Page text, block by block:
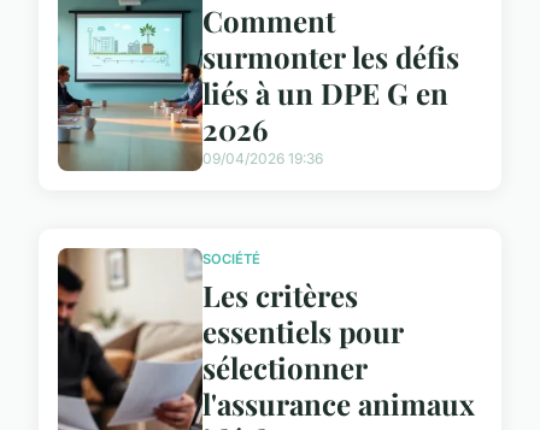
Comment
surmonter les défis
liés à un DPE G en
2026
09/04/2026 19:36
SOCIÉTÉ
Les critères
essentiels pour
sélectionner
l'assurance animaux